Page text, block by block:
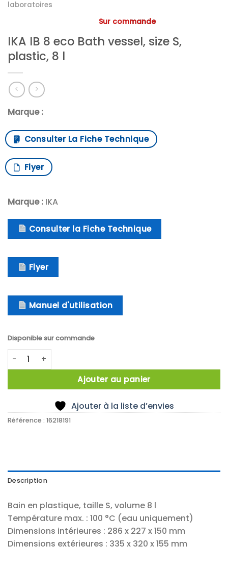
laboratoires
Sur commande
IKA IB 8 eco Bath vessel, size S,
plastic, 8 l
Marque :
Consulter La Fiche Technique
Flyer
Marque : IKA
Consulter la Fiche Technique
Flyer
Manuel d'utilisation
Disponible sur commande
quantité de IKA IB 8 eco Bath vessel, size S, plastic, 8 l
Ajouter au panier
Ajouter à la liste d’envies
Référence : 16218191
Description
Bain en plastique, taille S, volume 8 l
Température max. : 100 °C (eau uniquement)
Dimensions intérieures : 286 x 227 x 150 mm
Dimensions extérieures : 335 x 320 x 155 mm